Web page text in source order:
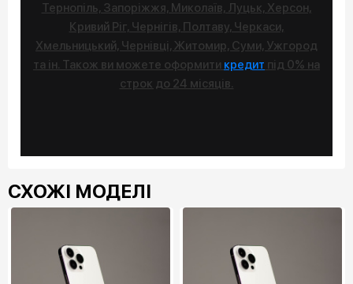
Тернопіль, Запоріжжя, Миколаїв, Луцьк, Херсон,
Кривий Ріг, Чернігів, Полтаву, Черкаси,
Хмельницький, Чернівці, Житомир, Суми, Ужгород
та ін. Також ви можете оформити кредит під 0% на
строк до 24 місяців.
СХОЖІ МОДЕЛІ